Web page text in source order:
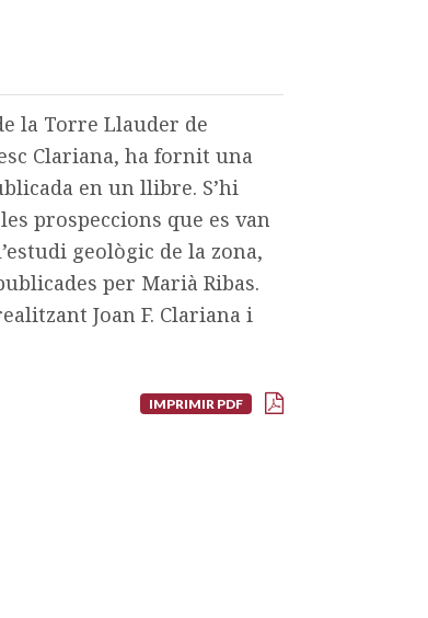
la Torre Llauder de
Clariana, ha fornit una
en un llibre. S’hi
prospeccions que es van
geològic de la zona,
per Marià Ribas.
Joan F. Clariana i
IMPRIMIR PDF